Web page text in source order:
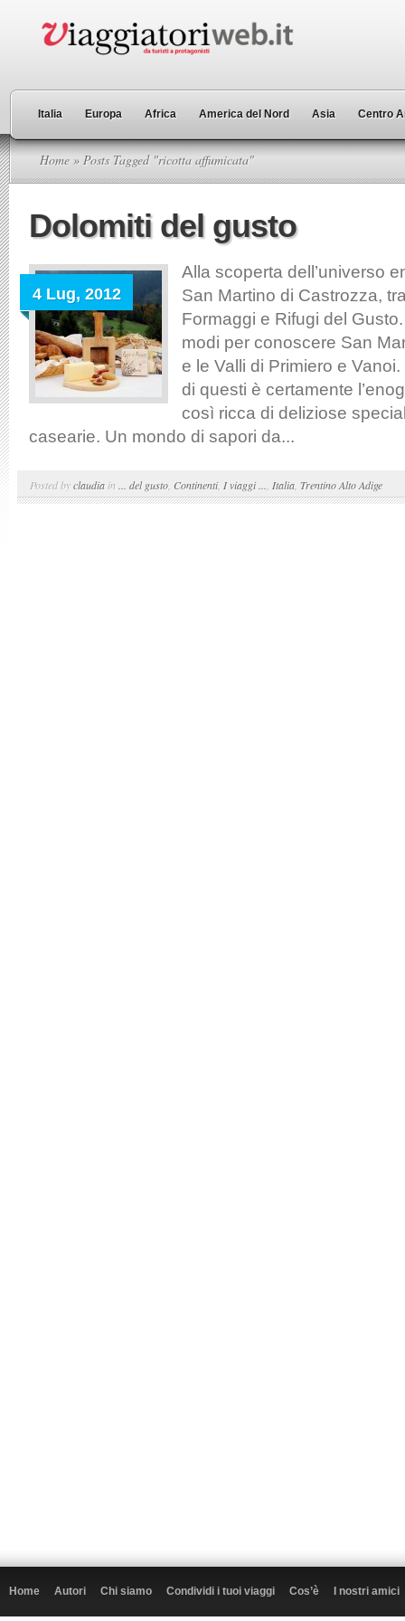
Italia Europa Africa America del Nord Asia Centro
Home » Posts Tagged "ricotta affumicata"
Dolomiti del gusto
4 Lug, 2012
Alla scoperta dell’universo
San Martino di Castrozza,
Formaggi e Rifugi del
modi per conoscere San
e le Valli di Primiero e
di questi è certamente
così ricca di deliziose
casearie. Un mondo di sapori da...
Posted byclaudia in ... del gusto Continenti, I viaggi ... Italia Trentino Alto Adige
Home Autori Chi siamo Condividi i tuoi viaggi Cos’è I nostri amici